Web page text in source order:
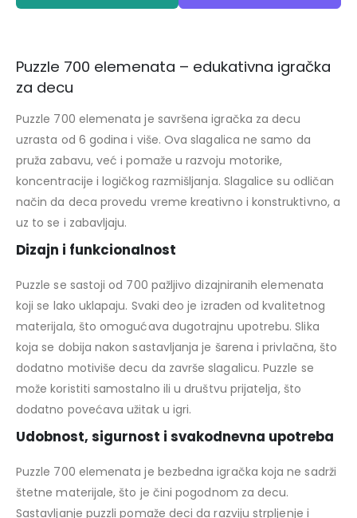
Puzzle 700 elemenata – edukativna igračka
za decu
Puzzle 700 elemenata je savršena igračka za decu
uzrasta od 6 godina i više. Ova slagalica ne samo da
pruža zabavu, već i pomaže u razvoju motorike,
koncentracije i logičkog razmišljanja. Slagalice su odličan
način da deca provedu vreme kreativno i konstruktivno, a
uz to se i zabavljaju.
Dizajn i funkcionalnost
Puzzle se sastoji od 700 pažljivo dizajniranih elemenata
koji se lako uklapaju. Svaki deo je izrađen od kvalitetnog
materijala, što omogućava dugotrajnu upotrebu. Slika
koja se dobija nakon sastavljanja je šarena i privlačna, što
dodatno motiviše decu da završe slagalicu. Puzzle se
može koristiti samostalno ili u društvu prijatelja, što
dodatno povećava užitak u igri.
Udobnost, sigurnost i svakodnevna upotreba
Puzzle 700 elemenata je bezbedna igračka koja ne sadrži
štetne materijale, što je čini pogodnom za decu.
Sastavljanje puzzli pomaže deci da razviju strpljenje i